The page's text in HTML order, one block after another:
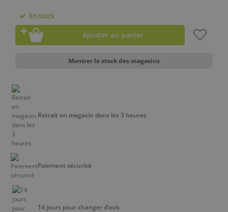
En stock
Ajouter au panier
Montrer le stock des magasins
Retrait en magasin dans les 3 heures
Paiement sécurisé
14 jours pour changer d’avis